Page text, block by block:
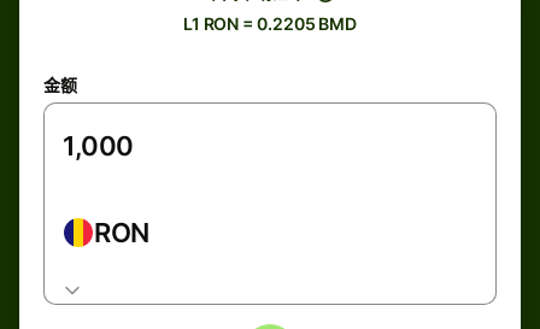
L1 RON = 0.2205 BMD
金额
RON